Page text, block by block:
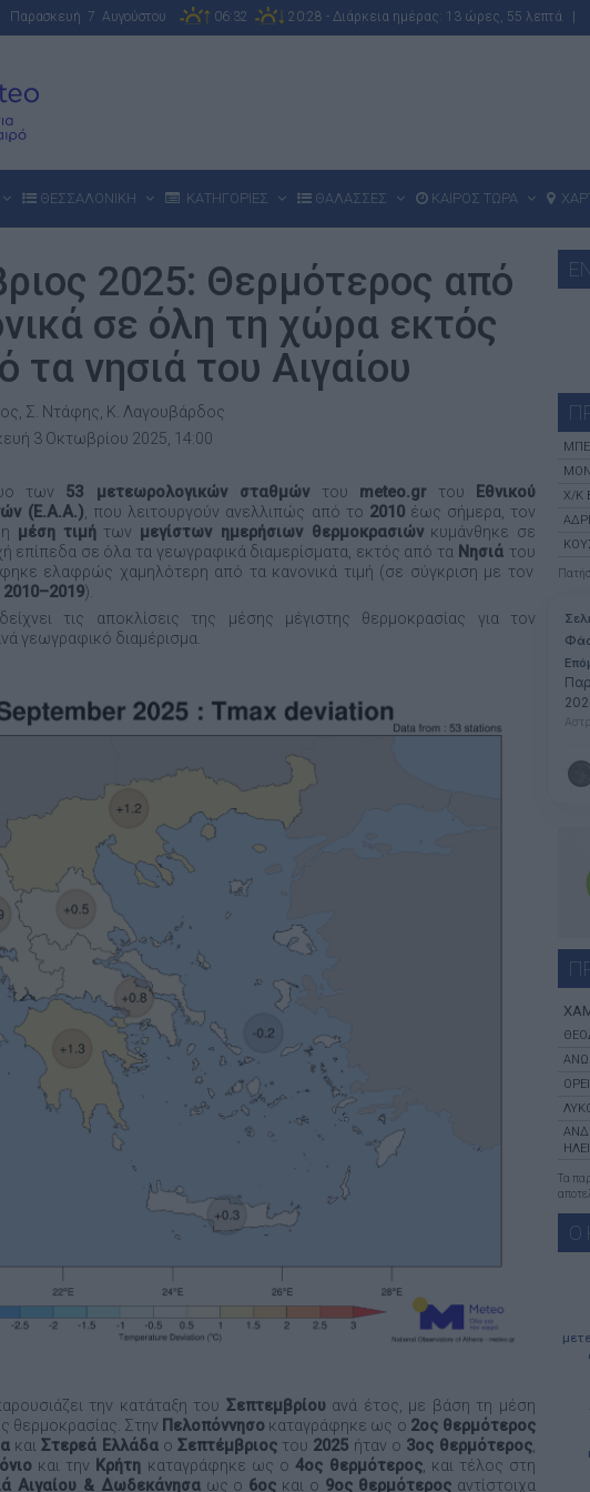
Παρασκευή 7 Αυγούστου 06:32 20:28 - Διάρκεια ημέρας: 13 ώρες, 55 λεπτά |
ΘΕΣΣΑΛΟΝΙΚΗ ΚΑΤΗΓΟΡΙΕΣ ΘΑΛΑΣΣΕΣ ΚΑΙΡΟΣ ΤΩΡΑ
2025: Θερμότερος από
σε όλη τη χώρα εκτός
τα νησιά του Αιγαίου
Σ. Ντάφης, Κ. Λαγουβάρδος
3 Οκτωβρίου 2025, 14:00
των 53 μετεωρολογικών σταθμών του meteo.grτου
Εθνικού
(Ε.Α.Α.) , που λειτουργούν ανελλιπώς από το 2010έως σήμερα, τον
η μέση τιμήτων μεγίστων ημερήσιων θερμοκρασιώνκυμάνθηκε σε
επίπεδα σε όλα τα γεωγραφικά διαμερίσματα, εκτός από τα Νησιά του
ελαφρώς χαμηλότερη από τα κανονικά τιμή (σε σύγκριση με τον
2010–2019).
τις αποκλίσεις της μέσης μέγιστης θερμοκρασίας για τον
γεωγραφικό διαμέρισμα.
την κατάταξη του Σεπτεμβρίουανά έτος, με βάση τη μέση
θερμοκρασίας. Στην Πελοπόννησο καταγράφηκε ως ο 2ος θερμότερος
και Στερεά ΕλλάδαοΣεπτέμβριος του 2025 ήταν ο 3ος θερμότερος
και την Κρήτη καταγράφηκε ως ο 4ος θερμότερος, και τέλος στη
Αιγαίου & Δωδεκάνησαως ο 6ος και ο 9ος θερμότερος αντίστοιχα
X/K
Τα
Ο